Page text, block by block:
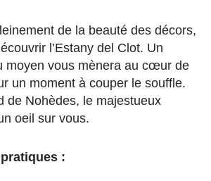
de la beauté des décors,
l’Estany del Clot. Un
moyen vous mènera au cœur de
un moment à couper le souffle.
de Nohèdes, le majestueux
oeil sur vous.
: